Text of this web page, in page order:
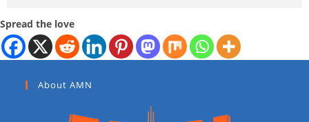
Spread the love
About AMN